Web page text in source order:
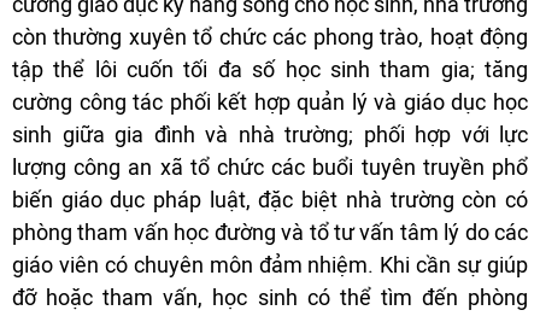
còn thường xuyên tổ chức các phong trào, hoạt động
tập thể lôi cuốn tối đa số học sinh tham gia; tăng
cường công tác phối kết hợp quản lý và giáo dục học
sinh giữa gia đình và nhà trường; phối hợp với lực
lượng công an xã tổ chức các buổi tuyên truyền phổ
biến giáo dục pháp luật, đặc biệt nhà trường còn có
phòng tham vấn học đường và tổ tư vấn tâm lý do các
giáo viên có chuyên môn đảm nhiệm. Khi cần sự giúp
đỡ hoặc tham vấn, học sinh có thể tìm đến phòng